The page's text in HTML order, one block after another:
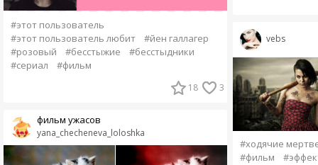
#этот пользователь
#этот пользователь любит
#йен галлагер
#розовый
#бесстыжие
#бесстыдники
#сериал
#фильм
18 3
yana_checheneva_loloshka
фильм ужасов
vebs
#ходячие
#фильм